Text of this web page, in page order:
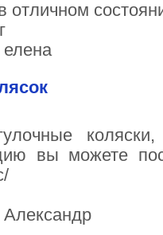
отличном
вы можете